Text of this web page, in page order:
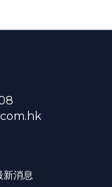
新消息